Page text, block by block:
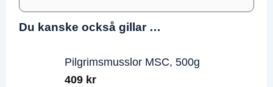
Du kanske också gillar …
Pilgrimsmusslor MSC, 500g
409 kr